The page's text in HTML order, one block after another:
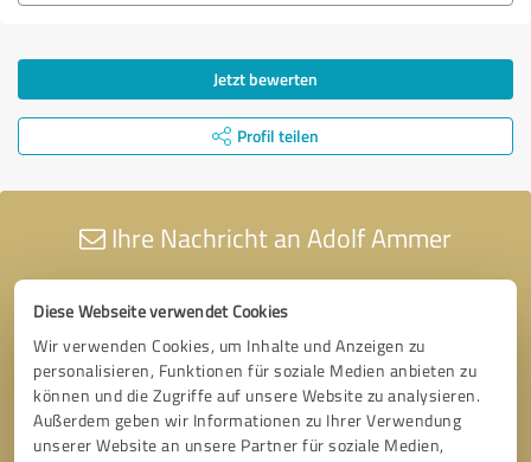
Diese Webseite verwendet Cookies
Wir verwenden Cookies, um Inhalte und Anzeigen zu
personalisieren, Funktionen für soziale Medien anbieten zu
können und die Zugriffe auf unsere Website zu analysieren.
Außerdem geben wir Informationen zu Ihrer Verwendung
unserer Website an unsere Partner für soziale Medien,
Jetzt bewerten
Profil teilen
Ihre Nachricht an Adolf Ammer